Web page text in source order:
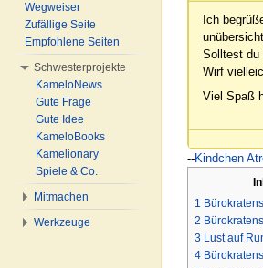
Ich
Solltest du
Wirf
Viel Spaß
--Kindchen
1
2
3 Lust auf
4
Wegweiser
Zufällige Seite
Empfohlene Seiten
Schwesterprojekte
KameloNews
Gute Frage
Gute Idee
KameloBooks
Kamelionary
Spiele & Co.
Mitmachen
Werkzeuge